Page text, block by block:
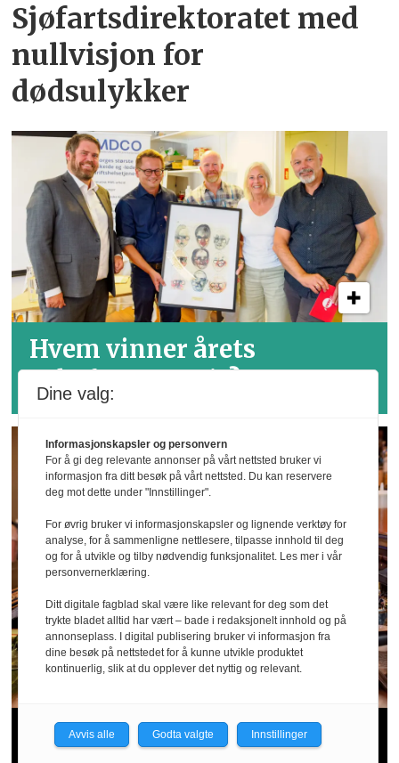
Sjøfartsdirektoratet med
nullvisjon for
dødsulykker
Hvem vinner årets
sykefraværspris?
Sommer­patruljen
Dine valg:
Informasjonskapsler og personvern
For å gi deg relevante annonser på vårt nettsted bruker vi
informasjon fra ditt besøk på vårt nettsted. Du kan reservere
deg mot dette under "Innstillinger".
For øvrig bruker vi informasjonskapsler og lignende verktøy for
analyse, for å sammenligne nettlesere, tilpasse innhold til deg
og for å utvikle og tilby nødvendig funksjonalitet. Les mer i vår
personvernerklæring.
Ditt digitale fagblad skal være like relevant for deg som det
trykte bladet alltid har vært – bade i redaksjonelt innhold og på
annonseplass. I digital publisering bruker vi informasjon fra
dine besøk på nettstedet for å kunne utvikle produktet
kontinuerlig, slik at du opplever det nyttig og relevant.
Avvis alle Godta valgte Innstillinger